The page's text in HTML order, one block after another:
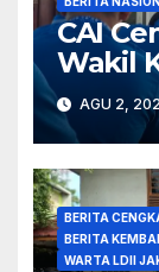
CAI
Wakil
AGU 2,
BERITA
BERITA
WARTA LDII